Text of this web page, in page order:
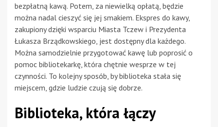
bezpłatną kawą. Potem, za niewielką opłatą, będzie
można nadal cieszyć się jej smakiem. Ekspres do kawy,
zakupiony dzięki wsparciu Miasta Tczew i Prezydenta
Łukasza Brządkowskiego, jest dostępny dla każdego.
Można samodzielnie przygotować kawę lub poprosić o
pomoc bibliotekarkę, która chętnie wesprze w tej
czynności. To kolejny sposób, by biblioteka stała się
miejscem, gdzie ludzie czują się dobrze.
Biblioteka, która łączy